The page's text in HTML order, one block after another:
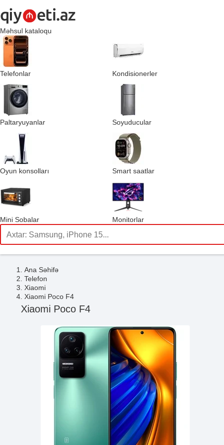
Məhsul kataloqu
Telefonlar Kondisionerler
Paltaryuyanlar Soyuducular
Oyun konsolları Smart saatlar
Mini Sobalar Monitorlar
Ana Səhifə
Telefon
Xiaomi
Xiaomi Poco F4
Xiaomi Poco F4